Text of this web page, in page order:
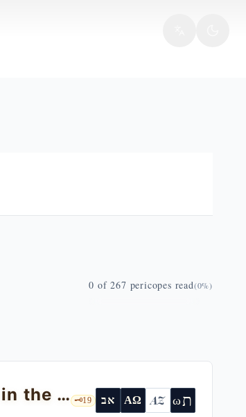
0 of 267 pericopes read(0%)
Isaiah 50 — The Third Servant Song and Trust in the Name 🗝️19 אב ΑΩ AZ ωת